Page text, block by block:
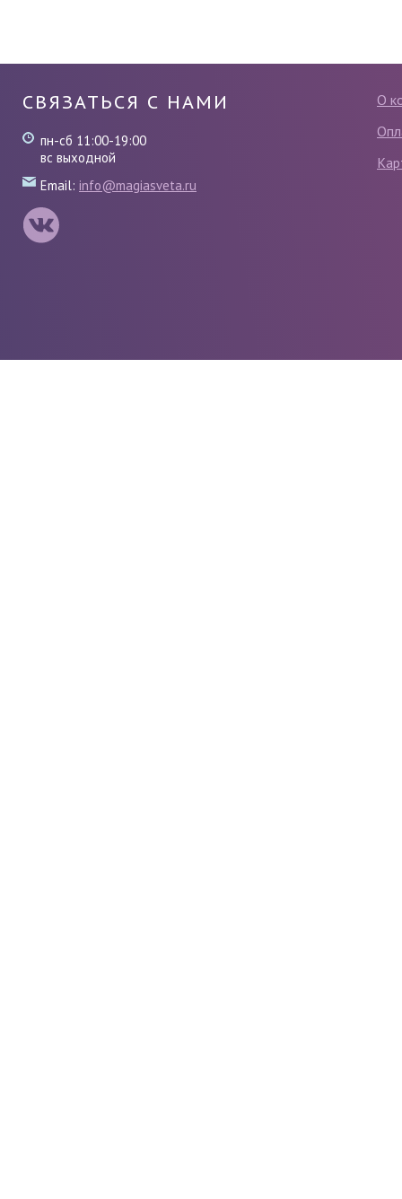
О
СВЯЗАТЬСЯ С НАМИ
пн-сб 11:00-19:00
вс выходной
Email: info@magiasveta.ru